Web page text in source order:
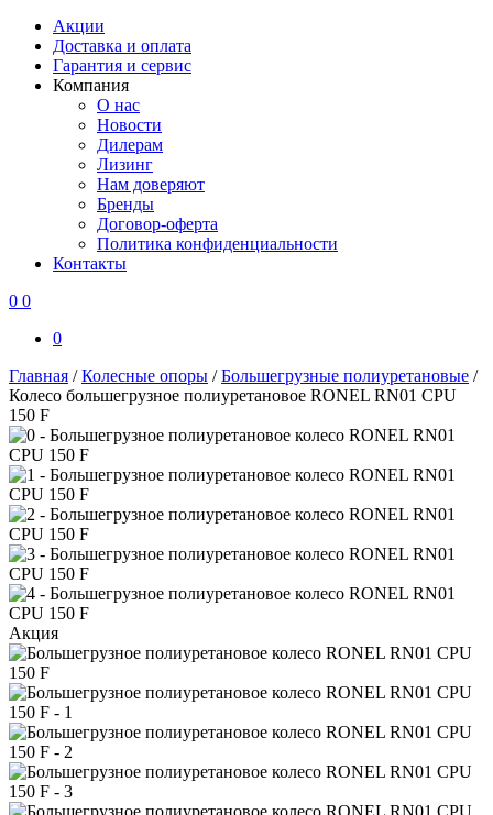
Акции
Доставка и оплата
Гарантия и сервис
Компания
О нас
Новости
Дилерам
Лизинг
Нам доверяют
Бренды
Договор-оферта
Политика конфиденциальности
Контакты
0 0
0
Главная /Колесные опоры /Большегрузные полиуретановые /
Колесо большегрузное полиуретановое RONEL RN01 CPU
150 F
Акция